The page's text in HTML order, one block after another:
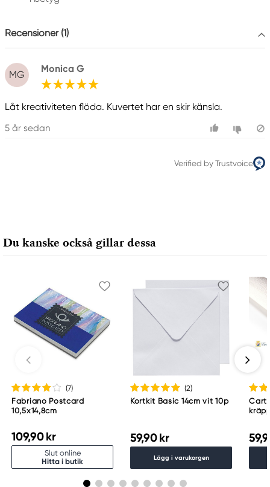
Recensioner (1)
MG
Monica G
Låt kreativiteten flöda. Kuvertet har en skir känsla.
5 år sedan
Verified by Trustvoice
Du kanske också gillar dessa
(7)
Fabriano Postcard
10,5x14,8cm
109,90 kr
Slut online
Hitta i butik
(2)
Kortkit Basic 14cm vit 10p
59,90 kr
Lägg i varukorgen